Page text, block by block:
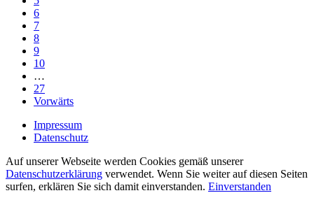
6
7
8
9
10
…
27
Vorwärts
Impressum
Datenschutz
Auf unserer Webseite werden Cookies gemäß unserer
Datenschutzerklärung verwendet. Wenn Sie weiter auf diesen Seiten
surfen, erklären Sie sich damit einverstanden. Einverstanden